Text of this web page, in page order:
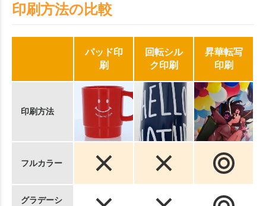
印刷方法の比較
パッド印
刷
回転シル
ク印刷
昇華転写
印刷
印刷方法
フルカラー
グラデーシ